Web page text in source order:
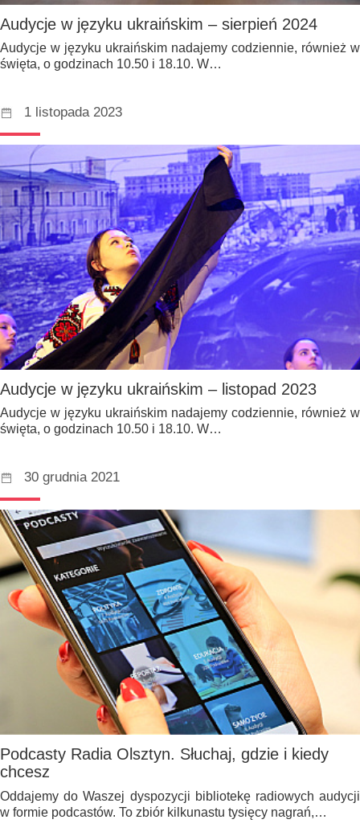
Audycje w języku ukraińskim – sierpień 2024
Audycje w języku ukraińskim nadajemy codziennie, również w
święta, o godzinach 10.50 i 18.10. W…
1 listopada 2023
Audycje w języku ukraińskim – listopad 2023
Audycje w języku ukraińskim nadajemy codziennie, również w
święta, o godzinach 10.50 i 18.10. W…
30 grudnia 2021
Podcasty Radia Olsztyn. Słuchaj, gdzie i kiedy
chcesz
Oddajemy do Waszej dyspozycji bibliotekę radiowych audycji
w formie podcastów. To zbiór kilkunastu tysięcy nagrań,…